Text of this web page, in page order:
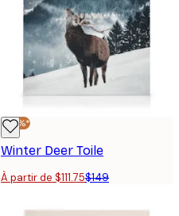
-25%*
Winter Deer Toile
À partir de $111.75$149